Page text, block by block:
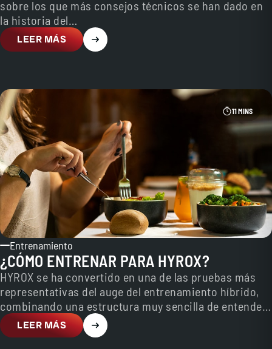
sobre los que más consejos técnicos se han dado en
la historia del…
LEER MÁS
11 MINS
Entrenamiento
¿CÓMO ENTRENAR PARA HYROX?
HYROX se ha convertido en una de las pruebas más
representativas del auge del entrenamiento híbrido,
combinando una estructura muy sencilla de entender
con…LEER MÁS